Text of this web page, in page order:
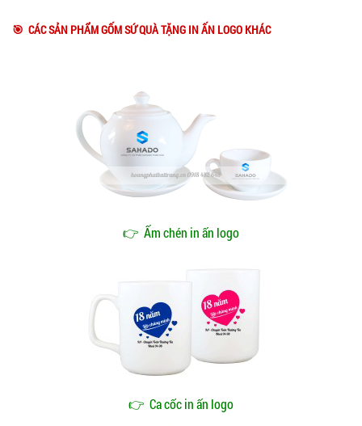
🎯 CÁC SẢN PHẨM GỐM SỨ QUÀ TẶNG IN ẤN LOGO KHÁC
👉 Ấm chén in ấn logo
👉 Ca cốc in ấn logo